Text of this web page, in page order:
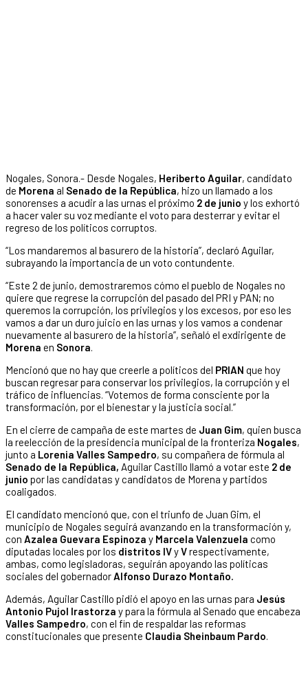
Nogales, Sonora.- Desde Nogales, Heriberto Aguilar, candidato
de Morena al Senado de la República, hizo un llamado a los
sonorenses a acudir a las urnas el próximo 2 de junio y los exhortó
a hacer valer su voz mediante el voto para desterrar y evitar el
regreso de los políticos corruptos.
“Los mandaremos al basurero de la historia”, declaró Aguilar,
subrayando la importancia de un voto contundente.
“Este 2 de junio, demostraremos cómo el pueblo de Nogales no
quiere que regrese la corrupción del pasado del PRI y PAN; no
queremos la corrupción, los privilegios y los excesos, por eso les
vamos a dar un duro juicio en las urnas y los vamos a condenar
nuevamente al basurero de la historia”, señaló el exdirigente de
Morena en Sonora.
Mencionó que no hay que creerle a políticos del PRIAN que hoy
buscan regresar para conservar los privilegios, la corrupción y el
tráfico de influencias. “Votemos de forma consciente por la
transformación, por el bienestar y la justicia social.”
En el cierre de campaña de este martes de Juan Gim, quien busca
la reelección de la presidencia municipal de la fronteriza Nogales,
junto a Lorenia Valles Sampedro, su compañera de fórmula al
Senado de la República, Aguilar Castillo llamó a votar este 2 de
junio por las candidatas y candidatos de Morena y partidos
coaligados.
El candidato mencionó que, con el triunfo de Juan Gim, el
municipio de Nogales seguirá avanzando en la transformación y,
con Azalea Guevara Espinoza y Marcela Valenzuela como
diputadas locales por los distritos IVyVrespectivamente,
ambas, como legisladoras, seguirán apoyando las políticas
sociales del gobernadorAlfonso Durazo Montaño.
Además, Aguilar Castillo pidió el apoyo en las urnas para Jesús
Antonio Pujol Irastorza y para la fórmula al Senado que encabeza
Valles Sampedro, con el fin de respaldar las reformas
constitucionales que presente Claudia Sheinbaum Pardo.